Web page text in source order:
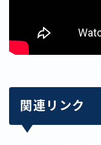
関連リンク